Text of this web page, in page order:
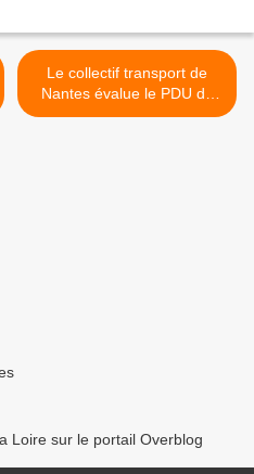
Le collectif transport de
Nantes évalue le PDU de
Nantes Métropole (5) et Fin
Loire sur le portail Overblog